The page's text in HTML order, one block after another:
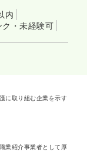
内
ク・未経験可
に取り組む企業を示す
業紹介事業者として厚